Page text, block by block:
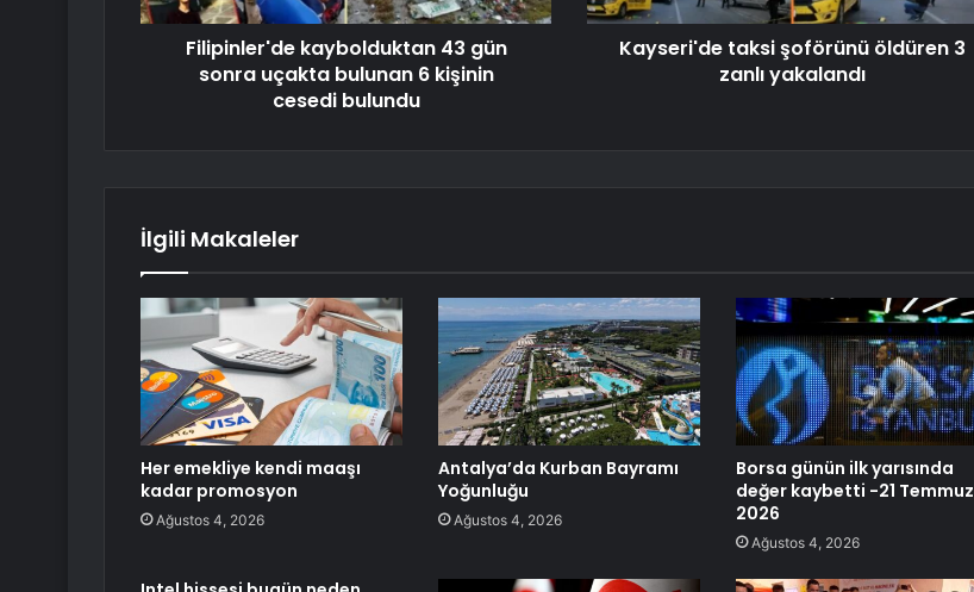
Filipinler'de kaybolduktan 43 gün
sonra uçakta bulunan 6 kişinin
cesedi bulundu
Kayseri'de taksi şoförünü öldüren 3
zanlı yakalandı
İlgili Makaleler
Her emekliye kendi maaşı
kadar promosyon
Ağustos 4, 2026
Antalya’da Kurban Bayramı
Yoğunluğu
Ağustos 4, 2026
Borsa günün ilk yarısında
değer kaybetti -21 Temmuz
2026
Ağustos 4, 2026